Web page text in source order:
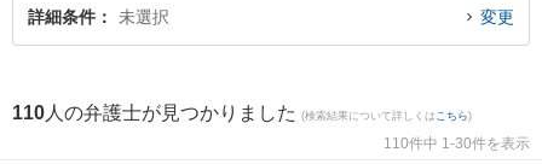
阪市中央区内の弁護士に相談予約したい』などでお困りの相談者さんにおすす
詳細条件 未選択 変更
110 人の弁護士が見つかりました (検索結果について詳しくは こちら)
110件中 1-30件を表示